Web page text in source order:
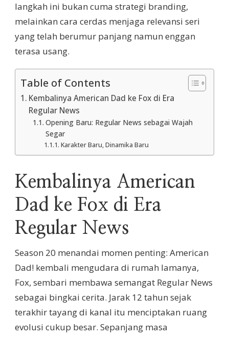
langkah ini bukan cuma strategi branding,
melainkan cara cerdas menjaga relevansi seri
yang telah berumur panjang namun enggan
terasa usang.
Table of Contents
Kembalinya American Dad ke Fox di Era
Regular News
Opening Baru: Regular News sebagai Wajah
Segar
Karakter Baru, Dinamika Baru
Kembalinya American
Dad ke Fox di Era
Regular News
Season 20 menandai momen penting: American
Dad! kembali mengudara di rumah lamanya,
Fox, sembari membawa semangat Regular News
sebagai bingkai cerita. Jarak 12 tahun sejak
terakhir tayang di kanal itu menciptakan ruang
evolusi cukup besar. Sepanjang masa